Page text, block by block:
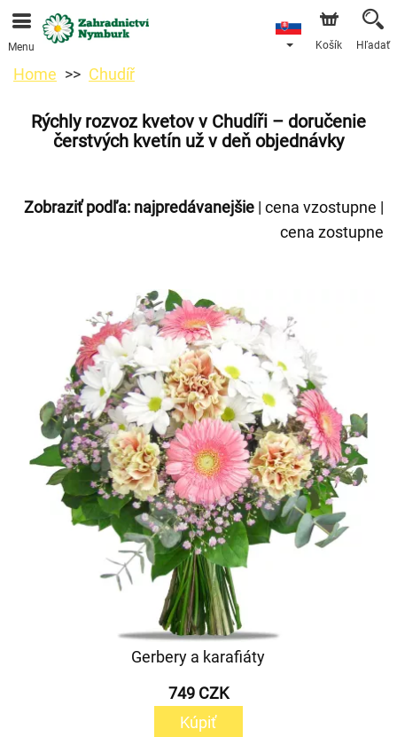
Objednávky prijímame prostredníctvom nášho e-shopu.
Najskorší možný termín doručenia je od 11.8.2026 z
Menu Košík Hľadať
Home Chudíř
Rýchly rozvoz kvetov v Chudíři – doručenie
čerstvých kvetín už v deň objednávky
Zobraziť podľa: najpredávanejšie | cena vzostupne |
cena zostupne
Gerbery a karafiáty
749 CZK
Kúpiť